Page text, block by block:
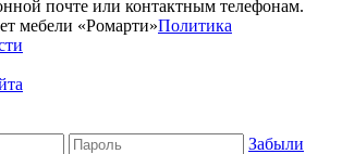
почте или контактным телефонам.
мебели «Ромарти»Политика
Забыли